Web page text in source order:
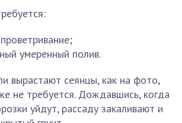
умеренный полив.
вырастают сеянцы, как на фото,
не требуется. Дождавшись, когда
уйдут, рассаду закаливают и